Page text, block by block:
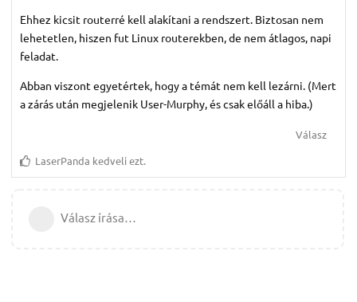
Ehhez kicsit routerré kell alakítani a rendszert. Biztosan nem
lehetetlen, hiszen fut Linux routerekben, de nem átlagos, napi
feladat.
Abban viszont egyetértek, hogy a témát nem kell lezárni. (Mert
a zárás után megjelenik User-Murphy, és csak előáll a hiba.)
Válasz
LaserPanda kedveli ezt.
Válasz írása…